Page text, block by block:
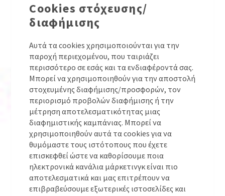
Cookies στόχευσης/
διαφήμισης
Αυτά τα cookies χρησιμοποιούνται για την
παροχή περιεχομένου, που ταιριάζει
περισσότερο σε εσάς και τα ενδιαφέροντά σας.
Μπορεί να χρησιμοποιηθούν για την αποστολή
στοχευμένης διαφήμισης/προσφορών, τον
περιορισμό προβολών διαφήμισης ή την
μέτρηση αποτελεσματικότητας μιας
διαφημιστικής καμπάνιας. Μπορεί να
χρησιμοποιηθούν αυτά τα cookies για να
θυμόμαστε τους ιστότοπους που έχετε
επισκεφθεί ώστε να καθορίσουμε ποια
ηλεκτρονικά κανάλια μάρκετινγκ είναι πιο
αποτελεσματικά και μας επιτρέπουν να
επιβραβεύσουμε εξωτερικές ιστοσελίδες και